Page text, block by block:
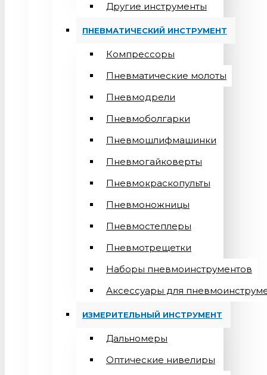
Другие инструменты
ПНЕВМАТИЧЕСКИЙ ИНСТРУМЕНТ
Компрессоры
Пневматические молоты
Пневмодрели
Пневмоболгарки
Пневмошлифмашинки
Пневмогайковерты
Пневмокраскопульты
Пневмоножницы
Пневмостеплеры
Пневмотрещетки
Наборы пневмоинструментов
Аксессуары для
ИЗМЕРИТЕЛЬНЫЙ ИНСТРУМЕНТ
Дальномеры
Оптические нивелиры